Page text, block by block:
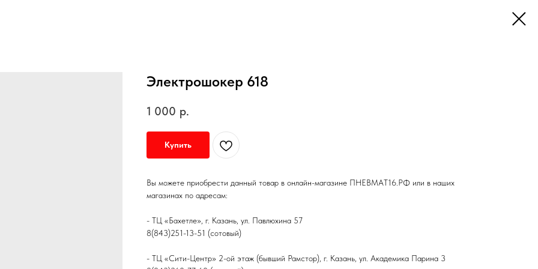
Электрошокер 618
1 000 р.
Купить
Вы можете приобрести данный товар в онлайн-магазине ПНЕВМАТ16.РФ или в наших
магазинах по адресам:
- ТЦ «Бахетле», г. Казань, ул. Павлюхина 57
8(843)251-13-51 (сотовый)
- ТЦ «Сити-Центр» 2-ой этаж (бывший Рамстор), г. Казань, ул. Академика Парина 3